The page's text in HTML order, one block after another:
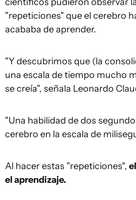
"repeticiones" que el cerebro
acababa de aprender.
"Y descubrimos que (la
una escala de tiempo mucho
se creía", señala Leonardo
"Una habilidad de dos
cerebro en la escala de
Al hacer estas "repeticiones",
el aprendizaje.